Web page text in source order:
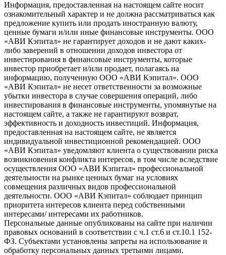
Информация, предоставленная на настоящем сайте носит
ознакомительный характер и не должна рассматриваться как
предложение купить или продать иностранную валюту,
ценные бумаги и/или иные финансовые инструменты. ООО
«АВИ Кэпитал» не гарантирует доходов и не дают каких-
либо заверений в отношении доходов инвестора от
инвестирования в финансовые инструменты, которые
инвестор приобретает и/или продает, полагаясь на
информацию, полученную ООО «АВИ Кэпитал». ООО
«АВИ Кэпитал» не несет ответственности за возможные
убытки инвестора в случае совершения операций, либо
инвестирования в финансовые инструменты, упомянутые на
настоящем сайте, а также не гарантируют возврат,
эффективность и доходность инвестиций. Информация,
предоставленная на настоящем сайте, не является
индивидуальной инвестиционной рекомендацией. ООО
«АВИ Кэпитал» уведомляют клиента о существовании риска
возникновения конфликта интересов, в том числе вследствие
осуществления ООО «АВИ Кэпитал» профессиональной
деятельности на рынке ценных бумаг на условиях
совмещения различных видов профессиональной
деятельности. ООО «АВИ Кэпитал» соблюдает принцип
приоритета интересов клиента перед собственными
интересами/ интересами их работников.
Персональные данные опубликованы на сайте при наличии
правовых оснований в соответствии с ч.1 ст.6 и ст.10.1 152-
ФЗ. Субъектами установлены запреты на использование и
обработку персональных данных третьими лицами.